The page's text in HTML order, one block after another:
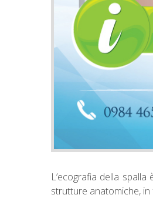
L’ecografia della
strutture anatomiche, in